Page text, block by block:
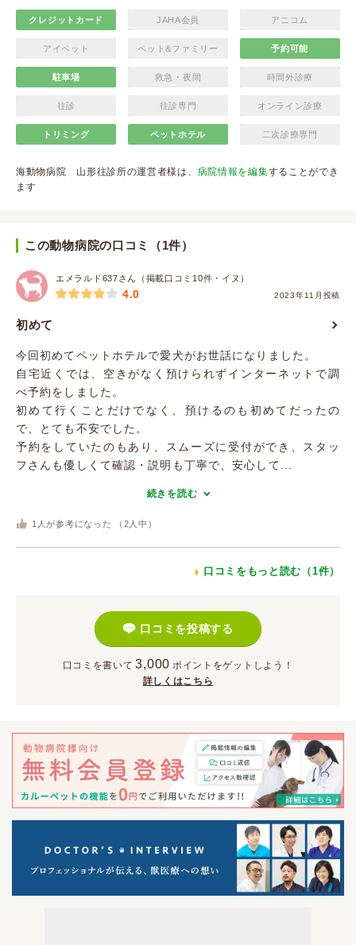
クレジットカード JAHA会員 アニコム
アイペット ペット&ファミリー 予約可能
駐車場 救急・夜間 時間外診療
往診 往診専門 オンライン診療
トリミング ペットホテル 二次診療専門
海動物病院 山形往診所の運営者様は、 病院情報を編集することができ
ます
この動物病院の口コミ（1件）
エメラルド637さん（掲載口コミ10件・イヌ）
2023年11月投稿
4.0
初めて
今回初めてペットホテルで愛犬がお世話になりました。
自宅近くでは、空きがなく預けられずインターネットで調
べ予約をしました。
初めて行くことだけでなく、預けるのも初めてだったの
で、とても不安でした。
予約をしていたのもあり、スムーズに受付ができ、スタッ
フさんも優しくて確認・説明も丁寧で、安心して...
続きを読む
1 人が参考になった （ 2 人中）
口コミをもっと読む（1件）
口コミを投稿する
口コミを書いて 3,000 ポイント をゲットしよう！
詳しくはこちら